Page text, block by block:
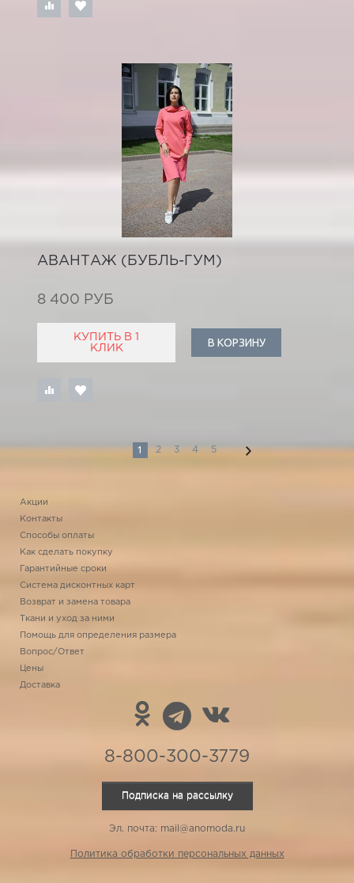
АВАНТАЖ (БУБЛЬ-ГУМ)
8 400 РУБ
КУПИТЬ В 1
КЛИК
В КОРЗИНУ
1 2 3 4 5
Акции
Контакты
Способы оплаты
Как сделать покупку
Гарантийные сроки
Система дисконтных карт
Возврат и замена товара
Ткани и уход за ними
Помощь для определения размера
Вопрос/Ответ
Цены
Доставка
8-800-300-3779
Подписка на рассылку
Эл. почта: mail@anomoda.ru
Политика обработки персональных данных